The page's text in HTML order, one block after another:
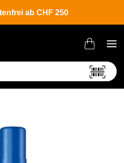
ab CHF 250
| Auffrischung